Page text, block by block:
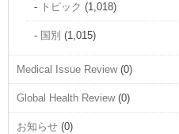
トピック (1,018)
国別 (1,015)
Medical Issue Review(0)
Global Health Review(0)
お知らせ (0)